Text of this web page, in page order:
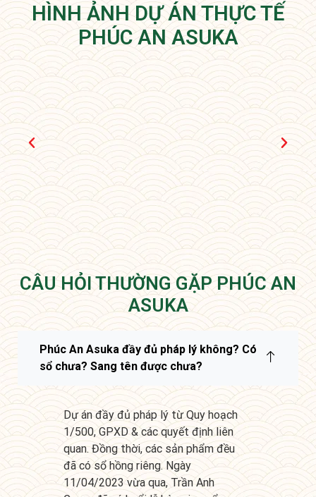
HÌNH ẢNH DỰ ÁN THỰC TẾ
PHÚC AN ASUKA
CÂU HỎI THƯỜNG GẶP PHÚC AN
ASUKA
Phúc An Asuka đầy đủ pháp lý không? Có
sổ chưa? Sang tên được chưa?
Dự án đầy đủ pháp lý từ Quy hoạch
1/500, GPXD & các quyết định liên
quan. Đồng thời, các sản phẩm đều
đã có sổ hồng riêng. Ngày
11/04/2023 vừa qua, Trần Anh